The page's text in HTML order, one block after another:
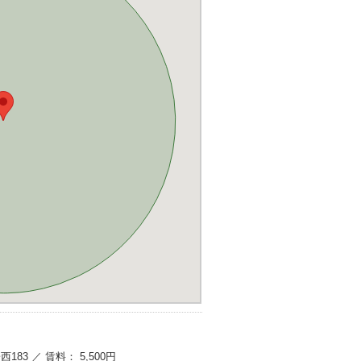
183 ／ 賃料： 5,500円